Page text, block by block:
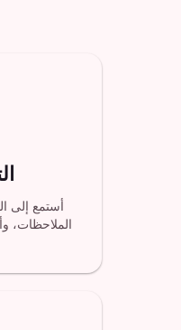
أستمع إلى
الملاحظات،